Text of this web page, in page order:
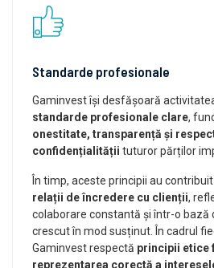
Standarde profesionale
Gaminvest își desfășoară
standarde profesionale clare,
onestitate, transparență și
confidențialității tuturor părților
În timp, aceste principii au
relații de încredere cu clienții,
colaborare constantă și într-o bază
crescut în mod susținut. În cadrul
Gaminvest respectă principii etice
reprezentarea corectă a